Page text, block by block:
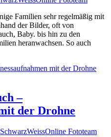
Familien sehr regelmäßig mit
der Bilder, oft von
Baby. bis hin zu den
heranwachsen. So auch
–
der Drohne
SchwarzWeissOnline Fototeam